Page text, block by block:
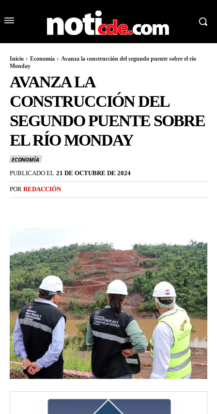
Inicio Economía
Avanza la construcción del segundo puente sobre el río
Monday
AVANZA LA
CONSTRUCCIÓN DEL
SEGUNDO PUENTE SOBRE
EL RÍO MONDAY
ECONOMÍA
PUBLICADO EL 21 DE OCTUBRE DE 2024
POR REDACCIÓN